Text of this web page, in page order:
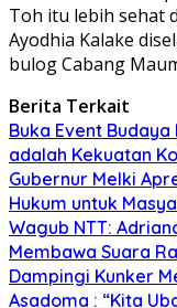
Toh itu lebih sehat
Ayodhia Kalake
bulog Cabang
Berita Terkait
Buka Event
adalah Kekuatan
Gubernur Melki
Hukum untuk
Wagub NTT:
Membawa Suara
Dampingi Kunker
Asadoma : “Kita